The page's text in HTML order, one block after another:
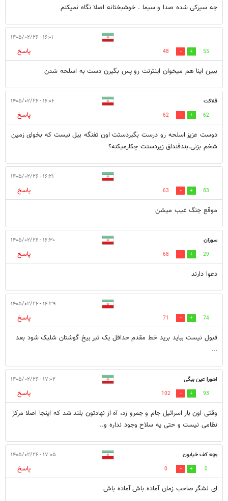
چه سیرکی شده صدا و سیما . خوشبختانه اصلا نگاه نمیکنم
۱۶:۰۱ - ۱۴۰۵/۰۲/۲۶
55
48
پاسخ
ببین اینا هم میخوان اینترنت رو پس بگیرن دست به اسلحه شدن
فلاکت ۱۶:۰۶ - ۱۴۰۵/۰۲/۲۶
62
62
پاسخ
دوست عزیز اسلحه رو درست بگیردستت اون تفنگه بیل نیست که بخوای زمین
شخم بزنی.بندقنداق زیردستت چکارمیکنه؟
۱۶:۲۱ - ۱۴۰۵/۰۲/۲۶
83
63
پاسخ
موقع جنگ غیب میشن
سوزان ۱۶:۳۰ - ۱۴۰۵/۰۲/۲۶
29
68
پاسخ
دعوا دارند
۱۶:۳۹ - ۱۴۰۵/۰۲/۲۶
74
71
پاسخ
قبول نیست بباید برید خط مقدم حداقل یک تیر بیخ گوشتان شلیک شود بعد
...
اهورا عین بیگی ۱۷:۰۲ - ۱۴۰۵/۰۲/۲۶
93
102
پاسخ
وقتی اون بار اسرائیل جام و جمرو زد، آه از نهادتون بلند شد که اینجا اصلا مرکز
نظامی نیست و حتی یه سلاح وجود نداره و..
بچه کف خیابون ۱۷:۰۵ - ۱۴۰۵/۰۲/۲۶
0
0
پاسخ
ای لشگر صاحب زمان آماده باش آماده باش